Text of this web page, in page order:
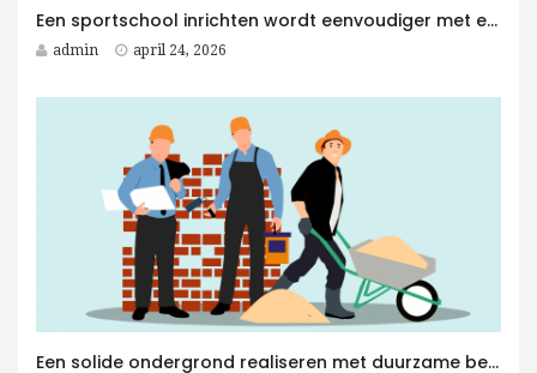
Een sportschool inrichten wordt eenvoudiger met een Fitness Aannemer aan je zijde
admin april 24, 2026
Een solide ondergrond realiseren met duurzame betonplaten voor elk betonwerken project